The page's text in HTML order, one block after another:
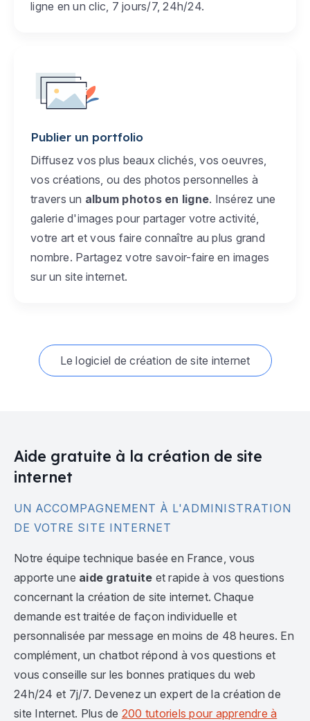
ligne en un clic, 7 jours/7, 24h/24.
Publier un portfolio
Diffusez vos plus beaux clichés, vos oeuvres,
vos créations, ou des photos personnelles à
travers un album photos en ligne. Insérez une
galerie d'images pour partager votre activité,
votre art et vous faire connaître au plus grand
nombre. Partagez votre savoir-faire en images
sur un site internet.
Le logiciel de création de site internet
Aide gratuite à la création de site
internet
UN ACCOMPAGNEMENT À L'ADMINISTRATION
DE VOTRE SITE INTERNET
Notre équipe technique basée en France, vous
apporte une aide gratuite et rapide à vos questions
concernant la création de site internet. Chaque
demande est traitée de façon individuelle et
personnalisée par message en moins de 48 heures. En
complément, un chatbot répond à vos questions et
vous conseille sur les bonnes pratiques du web
24h/24 et 7j/7. Devenez un expert de la création de
site Internet. Plus de 200 tutoriels pour apprendre à